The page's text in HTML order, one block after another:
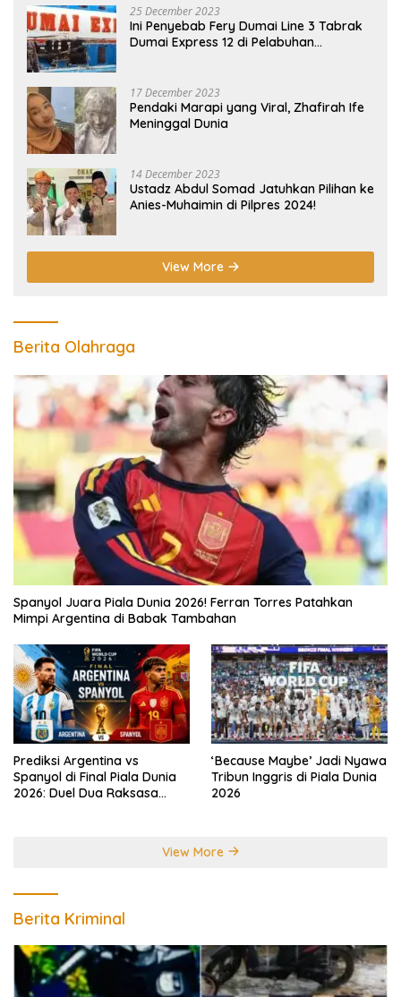
25 December 2023
Ini Penyebab Fery Dumai Line 3 Tabrak
Dumai Express 12 di Pelabuhan
17 December 2023
Pendaki Marapi yang Viral, Zhafirah Ife
Meninggal Dunia
14 December 2023
Ustadz Abdul Somad Jatuhkan Pilihan ke
Anies-Muhaimin di Pilpres 2024!
View More
Berita Olahraga
Spanyol Juara Piala Dunia 2026! Ferran Torres Patahkan
Mimpi Argentina di Babak Tambahan
Prediksi Argentina vs
Spanyol di Final Piala Dunia
2026: Duel Dua Raksasa
‘Because Maybe’ Jadi Nyawa
Tribun Inggris di Piala Dunia
2026
View More
Berita Kriminal